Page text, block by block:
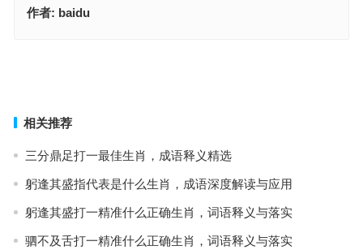
作者: baidu
相关推荐
三分鼎足打一最佳生肖，成语释义精选
躬逢其盛指代表是什么生肖，成语深度解读与应用
躬逢其盛打一精准什么正确生肖，词语释义与落实
驷不及舌打一精准什么正确生肖，词语释义与落实